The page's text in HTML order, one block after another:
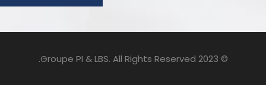
© 2023 Groupe PI & LBS. All Rights Reserved.